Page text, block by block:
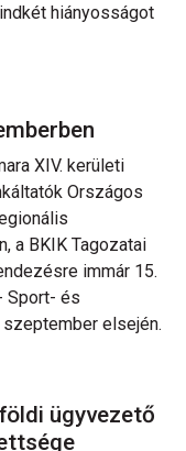
hiányosságot
XIV. kerületi
Országos
a BKIK Tagozatai
immár 15.
Sport- és
elsején.
ügyvezető